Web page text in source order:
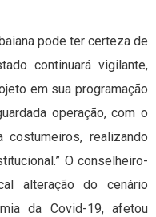
pode ter certeza de
continuará vigilante,
em sua programação
operação, com o
realizando
O conselheiro-
alteração do cenário
da Covid-19, afetou